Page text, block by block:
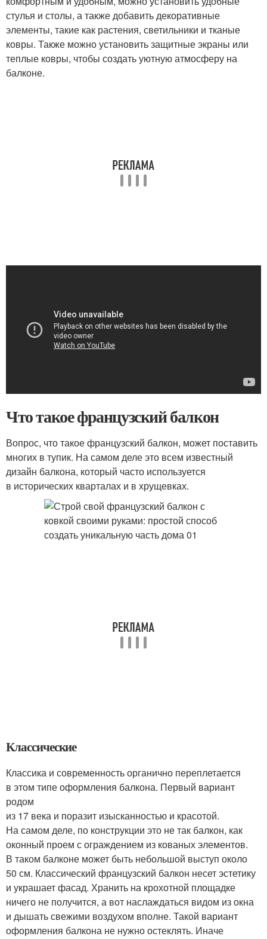
стулья и столы, а также добавить декоративные
элементы, такие как растения, светильники и тканые
ковры. Также можно установить защитные экраны или
теплые ковры, чтобы создать уютную атмосферу на
балконе.
Что такое французский балкон
Вопрос, что такое французский балкон, может поставить
многих в тупик. На самом деле это всем известный
дизайн балкона, который часто используется
в исторических кварталах и в хрущевках.
Классические
Классика и современность органично переплетается
в этом типе оформления балкона. Первый вариант
родом
из 17 века и поразит изысканностью и красотой.
На самом деле, по конструкции это не так балкон, как
оконный проем с ограждением из кованых элементов.
В таком балконе может быть небольшой выступ около
50 см. Классический французский балкон несет эстетику
и украшает фасад. Хранить на крохотной площадке
ничего не получится, а вот наслаждаться видом из окна
и дышать свежими воздухом вполне. Такой вариант
оформления балкона не нужно остеклять. Иначе